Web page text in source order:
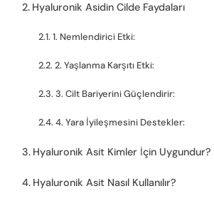
Hyaluronik Asidin Cilde Faydaları
1. Nemlendirici Etki:
2. Yaşlanma Karşıtı Etki:
3. Cilt Bariyerini Güçlendirir:
4. Yara İyileşmesini Destekler:
Hyaluronik Asit Kimler İçin Uygundur?
Hyaluronik Asit Nasıl Kullanılır?